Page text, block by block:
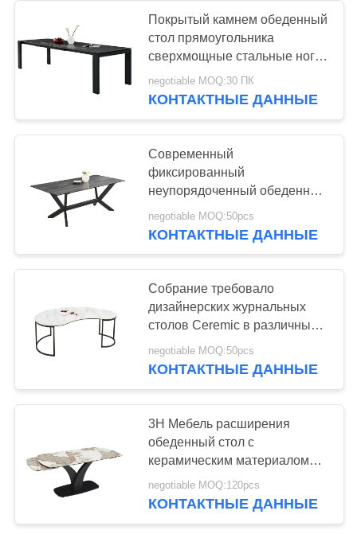
КАРТА
САЙТА
PRIVACY
POLICY
Обеденный стол
ХПЛ
11
Керамический
верхний
обеденный стол
13
Каменный
обеденный стол
взгляда
Покрытый камнем обеденный
стол прямоугольника
сверхмощные стальные ноги
в 3 метра
negotiable MOQ:30 ПК
КОНТАКТНЫЕ ДАННЫЕ
Современный
фиксированный
неупорядоченный обеденный
стол 2000*1000*760 мм
керамическое железо 4 ноги
negotiable MOQ:50pcs
КОНТАКТНЫЕ ДАННЫЕ
Собрание требовало
дизайнерских журнальных
столов Ceremic в различных
цветах 1170*600*455mm
negotiable MOQ:50pcs
КОНТАКТНЫЕ ДАННЫЕ
3H Мебель расширения
обеденный стол с
керамическим материалом
сборки требуется
negotiable MOQ:120pcs
КОНТАКТНЫЕ ДАННЫЕ